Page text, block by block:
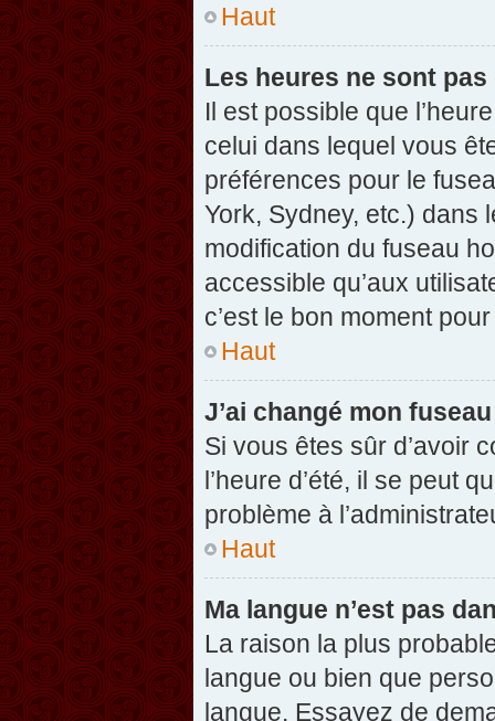
Haut
Les heures ne sont
Il est possible que
celui dans lequel vous
préférences pour le
York, Sydney, etc.) dans
modification du fuseau
accessible qu’aux
c’est le bon moment
Haut
J’ai changé mon
Si vous êtes sûr d’avoir
l’heure d’été, il se peut
problème à
Haut
Ma langue n’est pas
La raison la plus
langue ou bien que
langue. Essayez de